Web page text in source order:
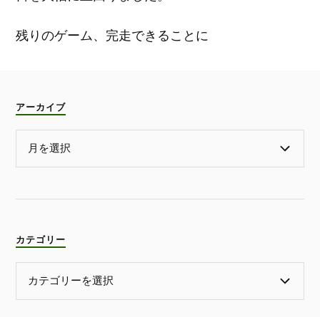
残りのゲーム、完走できることに
アーカイブ
カテゴリー